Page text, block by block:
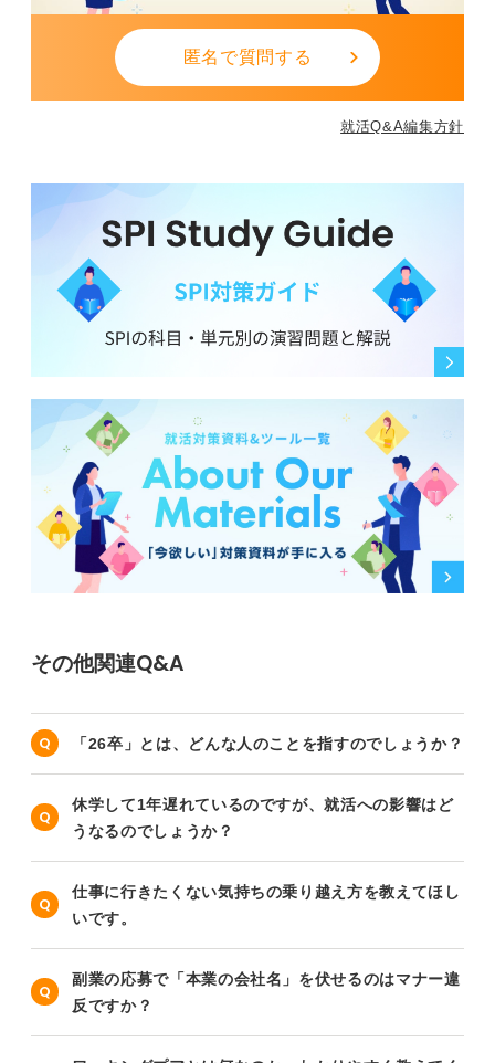
匿名で質問する
就活Q&A編集方針
その他関連Q&A
「26卒」とは、どんな人のことを指すのでしょうか？
休学して1年遅れているのですが、就活への影響はど
うなるのでしょうか？
仕事に行きたくない気持ちの乗り越え方を教えてほし
いです。
副業の応募で「本業の会社名」を伏せるのはマナー違
反ですか？